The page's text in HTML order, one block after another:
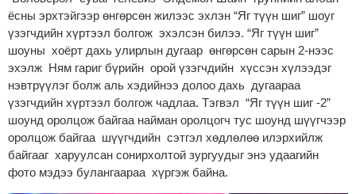
ёсны эрхтэйгээр өнгөрсөн жилээс эхлэн “Яг түүн шиг” шоуг
үзэгчдийн хүртээл болгож эхэлсэн билээ. “Яг түүн шиг”
шоуны хоёрт дахь улирлын дугаар өнгөрсөн сарын 2-нээс
эхэлж Ням гариг бүрийн орой үзэгчдийн хүссэн хүлээдэг
нэвтрүүлэг болж аль хэдийнээ долоо дахь дугаараа
үзэгчдийн хүртээл болгож чадлаа. Тэгвэл “Яг түүн шиг -2”
шоунд оролцож байгаа найман оролцогч тус шоунд шүүгчээр
оролцож байгаа шүүгчдийн сэтгэл хөдлөлөө илэрхийлж
байгааг харуулсан сонирхолтой зургуудыг энэ удаагийн
фото мэдээ булангаараа хүргэж байна.